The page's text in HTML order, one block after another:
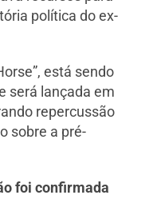
política do ex-
está sendo
será lançada em
repercussão
sobre a pré-
foi confirmada